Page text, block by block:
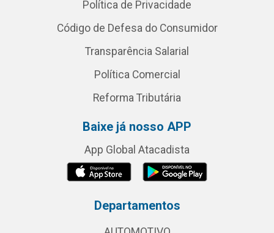
Política de Privacidade
Código de Defesa do Consumidor
Transparência Salarial
Política Comercial
Reforma Tributária
Baixe já nosso APP
App Global Atacadista
Departamentos